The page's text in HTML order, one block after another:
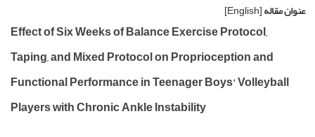
عنوان مقاله[English]
Effect of Six Weeks of Balance Exercise Protocol,
Taping, and Mixed Protocol on Proprioception and
Functional Performance in Teenager Boys' Volleyball
Players with Chronic Ankle Instability